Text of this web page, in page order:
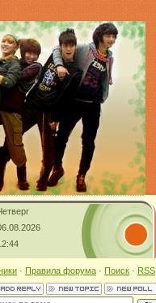
· Правила форума · Поиск · RSS